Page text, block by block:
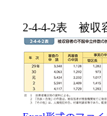
2-4-4-2表 被収